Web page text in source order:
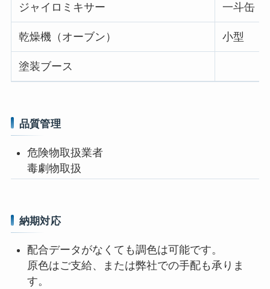
ジャイロミキサー 一斗缶
乾燥機（オーブン） 小型
塗装ブース
品質管理
危険物取扱業者
毒劇物取扱
納期対応
配合データがなくても調色は可能です。
原色はご支給、または弊社での手配も承りま
す。